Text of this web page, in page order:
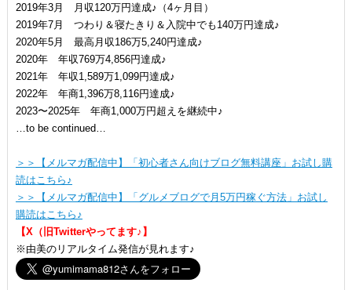
2019年3月 月収120万円達成♪（4ヶ月目）
2019年7月 つわり＆寝たきり＆入院中でも140万円達成♪
2020年5月 最高月収186万5,240円達成♪
2020年 年収769万4,856円達成♪
2021年 年収1,589万1,099円達成♪
2022年 年商1,396万8,116円達成♪
2023〜2025年 年商1,000万円超えを継続中♪
…to be continued…
＞＞【メルマガ配信中】「初心者さん向けブログ無料講座」お試し購
読はこちら♪
＞＞【メルマガ配信中】「グルメブログで月5万円稼ぐ方法」お試し
購読はこちら♪
【X（旧Twitterやってます♪】
※由美のリアルタイム発信が見れます♪